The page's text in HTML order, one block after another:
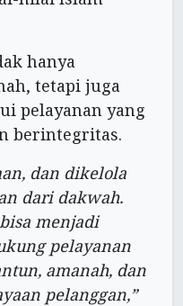
hanya
tetapi juga
pelayanan yang
berintegritas.
dan dikelola
dari dakwah.
menjadi
pelayanan
amanah, dan
pelanggan,”